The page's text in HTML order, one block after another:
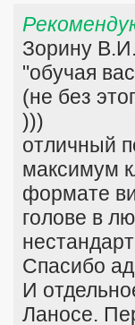
Зорину
"обучая
(не без
)))
отличный
максимум
формате
голове в
Спасибо
И
Ланосе.